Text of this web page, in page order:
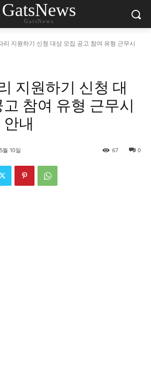
GatsNews
GatsNews
리 지원하기 신청 대상 모집 공고 참여 유형 근무시
지원하기 신청 대
참여 유형 근무시
내
월 10일 0
67